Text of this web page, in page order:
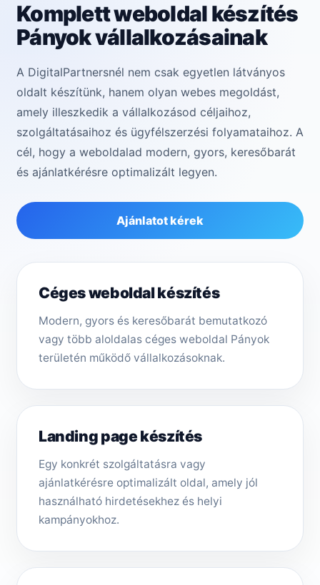
Komplett weboldal készítés
Pányok vállalkozásainak
A DigitalPartnersnél nem csak egyetlen látványos
oldalt készítünk, hanem olyan webes megoldást,
amely illeszkedik a vállalkozásod céljaihoz,
szolgáltatásaihoz és ügyfélszerzési folyamataihoz. A
cél, hogy a weboldalad modern, gyors, keresőbarát
és ajánlatkérésre optimalizált legyen.
Ajánlatot kérek
Céges weboldal készítés
Modern, gyors és keresőbarát bemutatkozó
vagy több aloldalas céges weboldal Pányok
területén működő vállalkozásoknak.
Landing page készítés
Egy konkrét szolgáltatásra vagy
ajánlatkérésre optimalizált oldal, amely jól
használható hirdetésekhez és helyi
kampányokhoz.